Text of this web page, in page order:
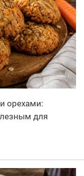
орехами:
для